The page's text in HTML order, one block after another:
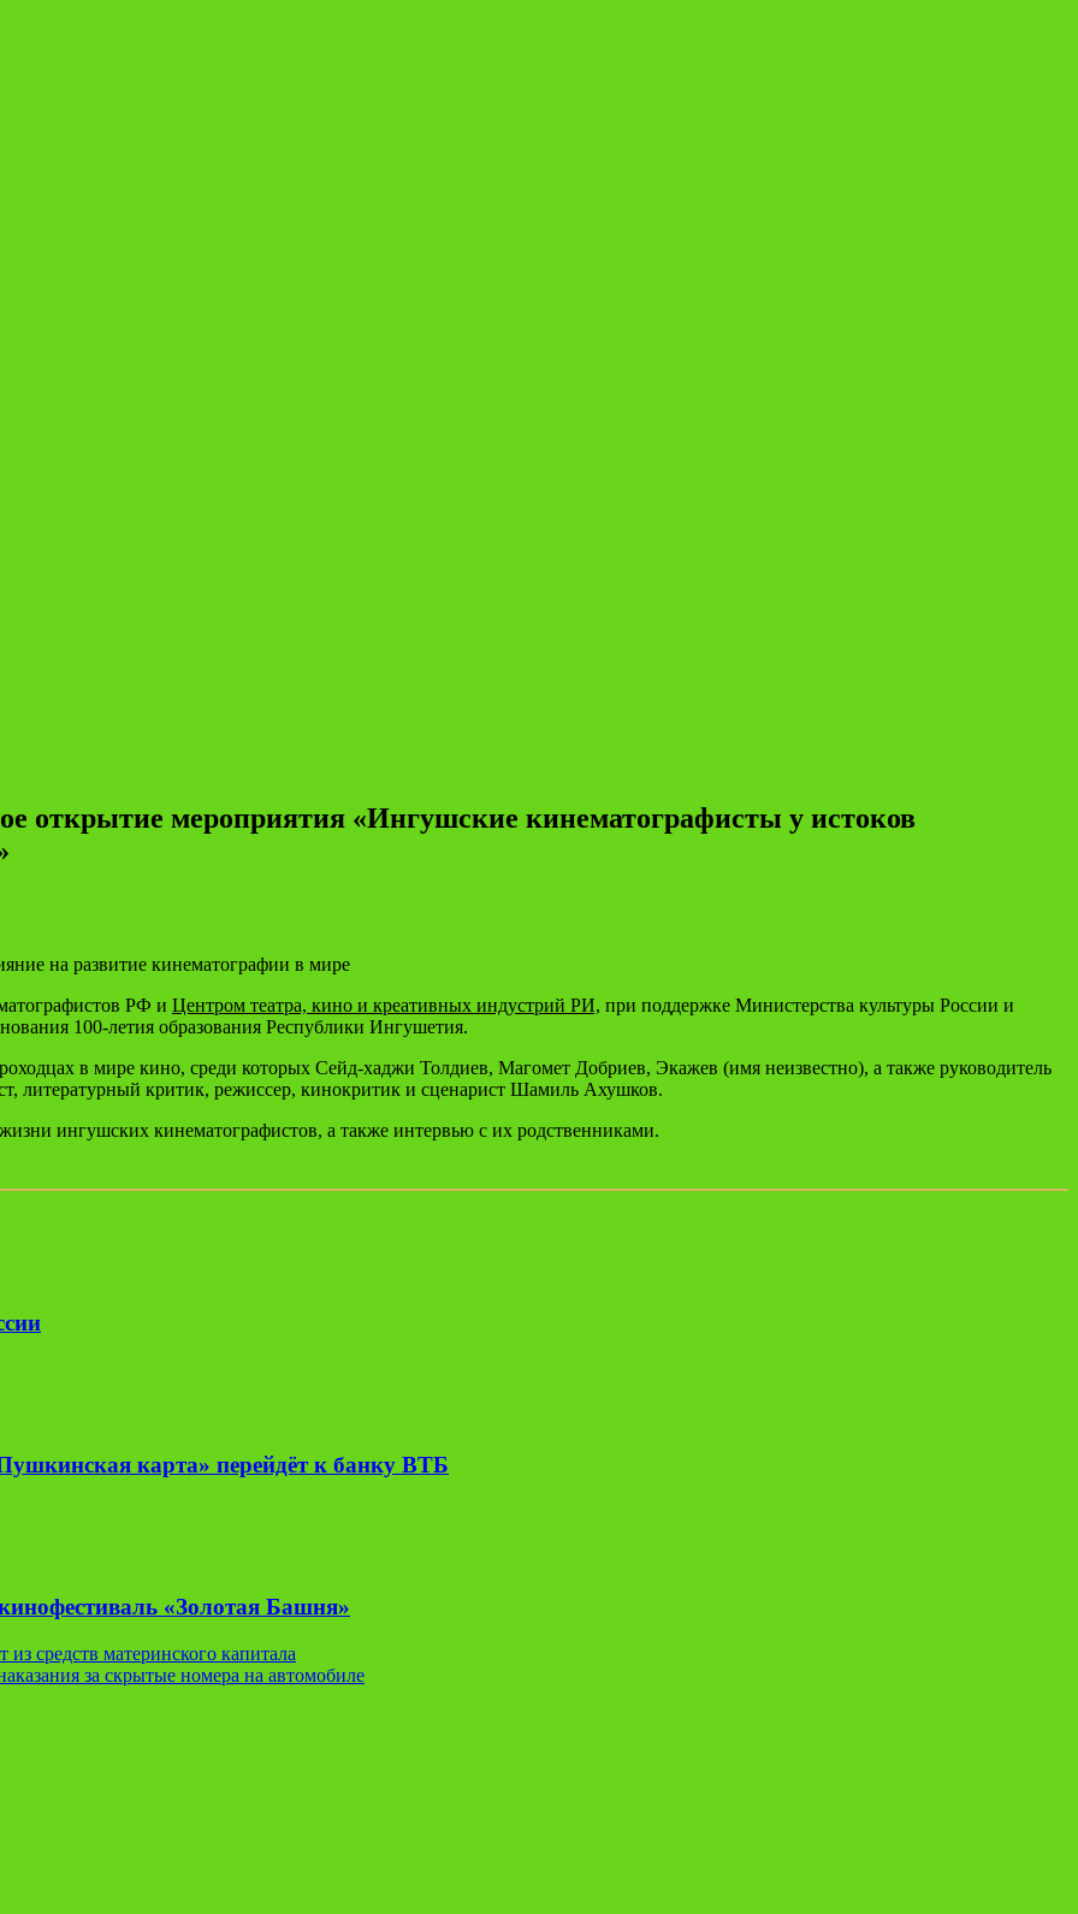
открытие мероприятия «Ингушские кинематографисты у истоков
на развитие кинематографии в мире
РФ и Центром театра, кино и креативных индустрий РИ, при поддержке Министерства культуры России и
100-летия образования Республики Ингушетия.
в мире кино, среди которых Сейд-хаджи Толдиев, Магомет Добриев, Экажев (имя неизвестно), а также руководитель
литературный критик, режиссер, кинокритик и сценарист Шамиль Ахушков.
ингушских кинематографистов, а также интервью с их родственниками.
карта» перейдёт к банку ВТБ
«Золотая Башня»
средств материнского капитала
за скрытые номера на автомобиле